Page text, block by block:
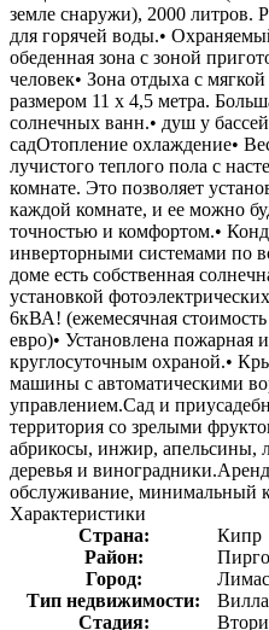
земле снаружи), 2000 литров.
для горячей воды.•
обеденная зона с зоной
человек• Зона отдыха с
размером 11 х 4,5 метра.
солнечных ванн.• душ у
садОтопление охлаждение•
лучистого теплого пола с
комнате. Это позволяет
каждой комнате, и ее можно
точностью и комфортом.•
инверторными системами по
доме есть собственная
установкой
6кВА! (ежемесячная стоимость
евро)• Установлена пожарная
круглосуточным охраной.•
машины с автоматическими
управлением.Сад и
территория со зрелыми
абрикосы, инжир, апельсины,
деревья и
обслуживание, минимальный
Характеристики
Страна:
Кипр
Район:
Город:
Тип недвижимости:
Вилла
Стадия: